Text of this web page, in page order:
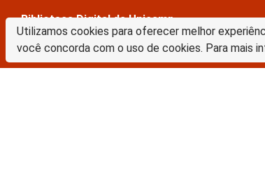
Utilizamos cookies para oferecer melhor
você concorda com o uso de cookies. Para mais
Biblioteca Digital da Unicamp
Prédio da Biblioteca Central Cesar Lattes
Rua Sérgio Buarque de Holanda, 421 – 1º piso